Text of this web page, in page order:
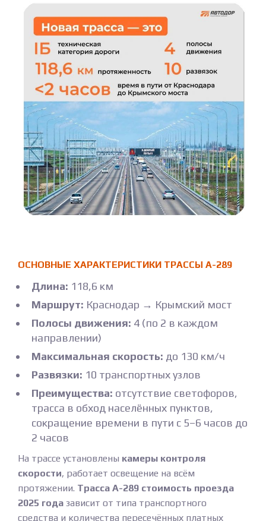
ОСНОВНЫЕ ХАРАКТЕРИСТИКИ ТРАССЫ А-289
Длина: 118,6 км
Маршрут: Краснодар → Крымский мост
Полосы движения: 4 (по 2 в каждом
направлении)
Максимальная скорость: до 130 км/ч
Развязки: 10 транспортных узлов
Преимущества: отсутствие светофоров,
трасса в обход населённых пунктов,
сокращение времени в пути с 5–6 часов до
2 часов
На трассе установлены камеры контроля
скорости, работает освещение на всём
протяжении. Трасса А-289 стоимость проезда
2025 года зависит от типа транспортного
средства и количества пересечённых платных